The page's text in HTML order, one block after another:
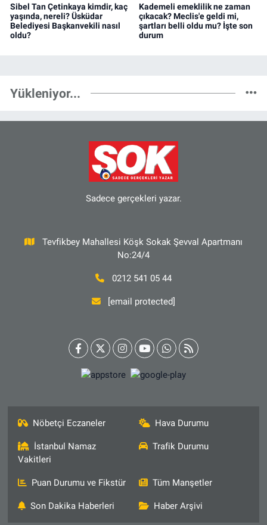
Sibel Tan Çetinkaya kimdir, kaç
yaşında, nereli? Üsküdar
Belediyesi Başkanvekili nasıl
oldu?
Kademeli emeklilik ne zaman
çıkacak? Meclis'e geldi mi,
şartları belli oldu mu? İşte son
durum
Yükleniyor...
Sadece gerçekleri yazar.
Tevfikbey Mahallesi Köşk Sokak Şevval Apartmanı
No:24/4
0212 541 05 44
[email protected]
Nöbetçi Eczaneler Hava Durumu
İstanbul Namaz
Vakitleri
Trafik Durumu
Puan Durumu ve Fikstür Tüm Manşetler
Son Dakika Haberleri Haber Arşivi